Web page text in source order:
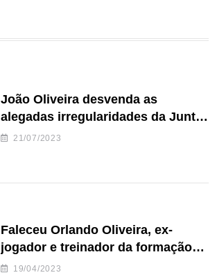
João Oliveira desvenda as
alegadas irregularidades da Junta
de Freguesia S. João de Ver
21/07/2023
Faleceu Orlando Oliveira, ex-
jogador e treinador da formação
de andebol do Feirense
19/04/2023